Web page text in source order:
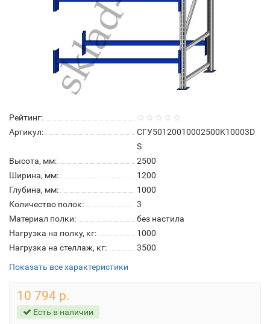
Рейтинг:
Артикул:
СГУ50120010002500K10003D
S
Высота, мм:
2500
Ширина, мм:
1200
Глубина, мм:
1000
Количество полок:
3
Материал полки:
без настила
Нагрузка на полку, кг:
1000
Нагрузка на стеллаж, кг:
3500
Показать все характеристики
10 794 р.
Есть в наличии